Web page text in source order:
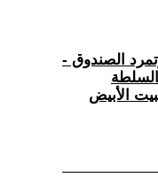
الصندوق -
الأبيض